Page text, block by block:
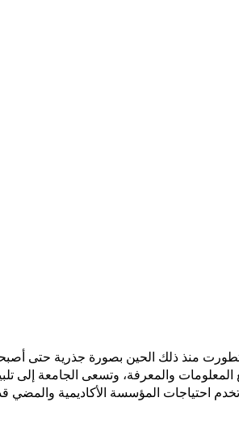
والمعرفة، وتسعى الجامعة إلى
تخدم احتياجات المؤسسة الأكاديمية